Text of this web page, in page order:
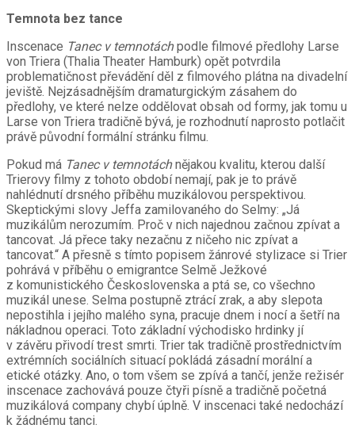
Temnota bez tance
Inscenace Tanec v temnotáchpodle filmové předlohy Larse
von Triera (Thalia Theater Hamburk) opět potvrdila
problematičnost převádění děl z filmového plátna na divadelní
jeviště. Nejzásadnějším dramaturgickým zásahem do
předlohy, ve které nelze oddělovat obsah od formy, jak tomu u
Larse von Triera tradičně bývá, je rozhodnutí naprosto potlačit
právě původní formální stránku filmu.
Pokud má Tanec v temnotáchnějakou kvalitu, kterou další
Trierovy filmy z tohoto období nemají, pak je to právě
nahlédnutí drsného příběhu muzikálovou perspektivou.
Skeptickými slovy Jeffa zamilovaného do Selmy: „Já
muzikálům nerozumím. Proč v nich najednou začnou zpívat a
tancovat. Já přece taky nezačnu z ničeho nic zpívat a
tancovat.“ A přesně s tímto popisem žánrové stylizace si Trier
pohrává v příběhu o emigrantce Selmě Ježkové
z komunistického Československa a ptá se, co všechno
muzikál unese. Selma postupně ztrácí zrak, a aby slepota
nepostihla i jejího malého syna, pracuje dnem i nocí a šetří na
nákladnou operaci. Toto základní východisko hrdinky jí
v závěru přivodí trest smrti. Trier tak tradičně prostřednictvím
extrémních sociálních situací pokládá zásadní morální a
etické otázky. Ano, o tom všem se zpívá a tančí, jenže režisér
inscenace zachovává pouze čtyři písně a tradičně početná
muzikálová company chybí úplně. V inscenaci také nedochází
k žádnému tanci.